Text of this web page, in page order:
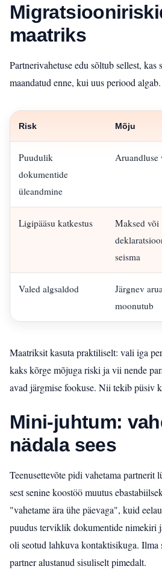
maatriks
Partnerivahetuse edu sõltub sellest,
maandatud enne, kui uus periood algab.
Risk Mõju
Puudulik
dokumentide
üleandmine
Ligipääsu katkestus
Maksed või
seisma
Valed algsaldod
Järgnev
moonutub
Maatriksit kasuta praktiliselt: vali iga
kaks kõrge mõjuga riski ja vii nende
avad järgmise fookuse. Nii tekib püsiv
Mini-juhtum:
nädala sees
Teenusettevõte pidi vahetama partnerit
sest senine koostöö muutus
"vahetame ära ühe päevaga", kuid
puudus terviklik dokumentide nimekiri
oli seotud lahkuva kontaktisikuga. Ilma
partner alustanud sisuliselt pimedalt.